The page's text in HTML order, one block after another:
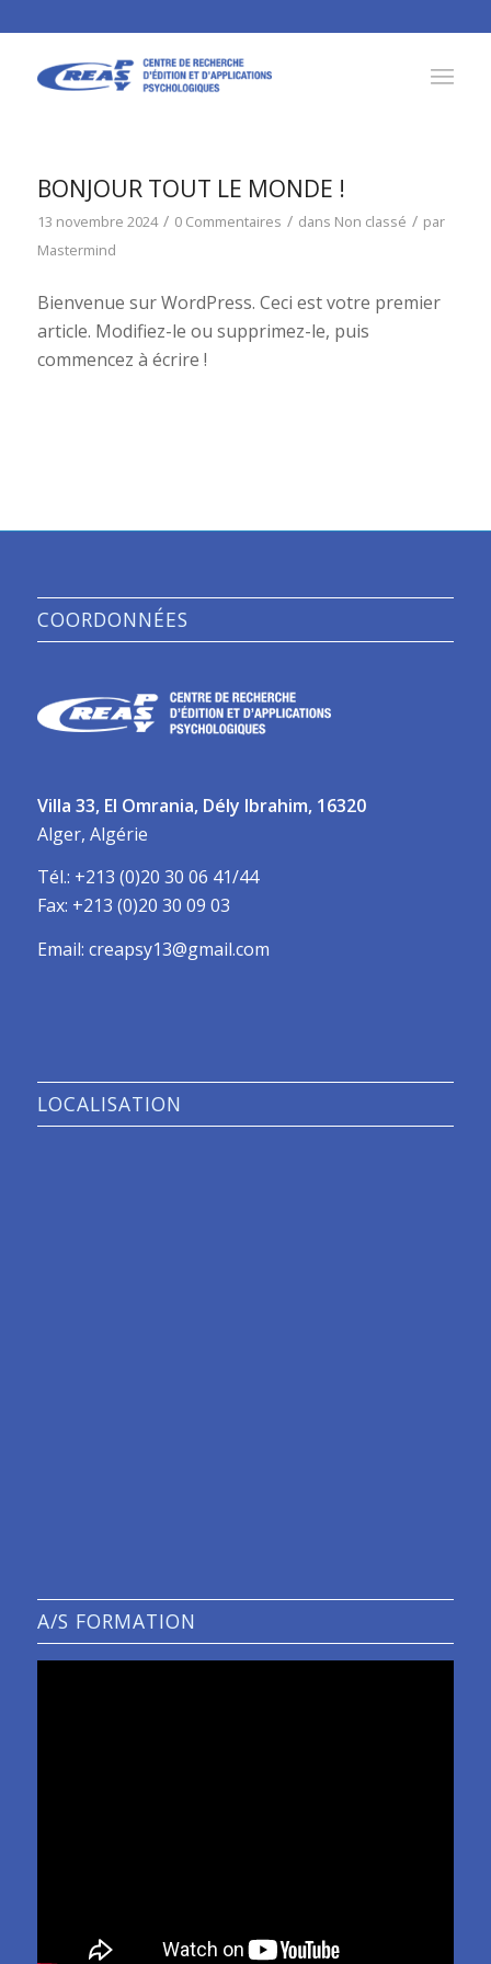
BONJOUR TOUT LE MONDE !
13 novembre 2024 / 0 Commentaires / dans Non classé / par
Mastermind
Bienvenue sur WordPress. Ceci est votre premier
article. Modifiez-le ou supprimez-le, puis
commencez à écrire !
COORDONNÉES
Villa 33, El Omrania, Dély Ibrahim, 16320
Alger, Algérie
Tél.: +213 (0)20 30 06 41/44
Fax: +213 (0)20 30 09 03
Email: creapsy13@gmail.com
LOCALISATION
A/S FORMATION